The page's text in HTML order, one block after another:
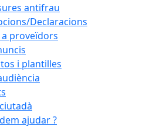
antifrau
Declaracions
proveïdors
i plantilles
ajudar ?